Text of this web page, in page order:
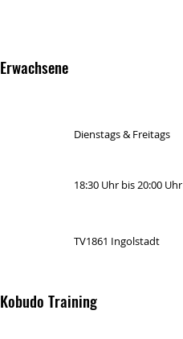
Erwachsene
Dienstags & Freitags
18:30 Uhr bis 20:00 Uhr
TV1861 Ingolstadt
Kobudo Training